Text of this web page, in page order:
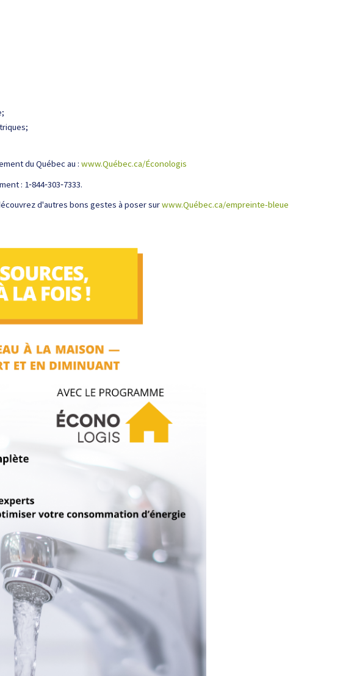
du Québec au : www.Québec.ca/Éconologis
: 1‑844‑303‑7333.
d'autres bons gestes à poser surwww.Québec.ca/empreinte-bleue